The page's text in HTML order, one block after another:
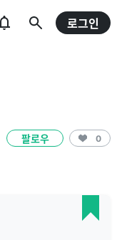
로그인
팔로우 0